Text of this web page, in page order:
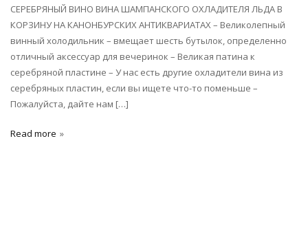
СЕРЕБРЯНЫЙ ВИНО ВИНА ШАМПАНСКОГО ОХЛАДИТЕЛЯ ЛЬДА В
КОРЗИНУ НА КАНОНБУРСКИХ АНТИКВАРИАТАХ – Великолепный
винный холодильник – вмещает шесть бутылок, определенно
отличный аксессуар для вечеринок – Великая патина к
серебряной пластине – У нас есть другие охладители вина из
серебряных пластин, если вы ищете что-то поменьше –
Пожалуйста, дайте нам […]
Read more